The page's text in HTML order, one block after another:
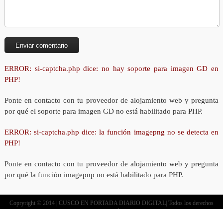
ERROR: si-captcha.php dice: no hay soporte para imagen GD en
PHP!
Ponte en contacto con tu proveedor de alojamiento web y pregunta
por qué el soporte para imagen GD no está habilitado para PHP.
ERROR: si-captcha.php dice: la función imagepng no se detecta en
PHP!
Ponte en contacto con tu proveedor de alojamiento web y pregunta
por qué la función imagepnp no está habilitado para PHP.
Copryright © 2014 | CUSCO EN PORTADA DIARIO DIGITAL| Todos los derechos